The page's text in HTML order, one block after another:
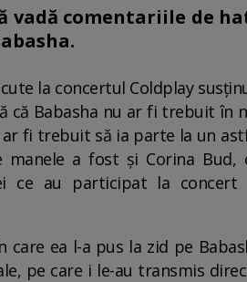
vadă comentariile de
la concertul Coldplay
că Babasha nu ar fi trebuit
fi trebuit să ia parte la un
a fost și Corina
ce au participat la
ea l-a pus la zid pe
pe care i le-au transmis